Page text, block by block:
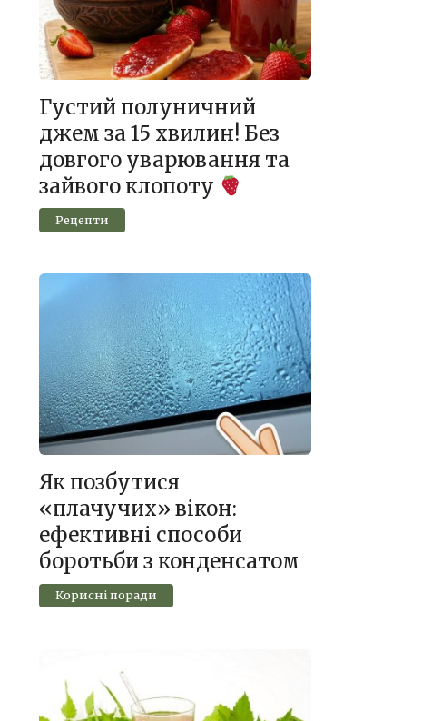
Густий полуничний
джем за 15 хвилин! Без
довгого уварювання та
зайвого клопоту
Рецепти
Як позбутися
«плачучих» вікон:
ефективні способи
боротьби з конденсатом
Корисні поради